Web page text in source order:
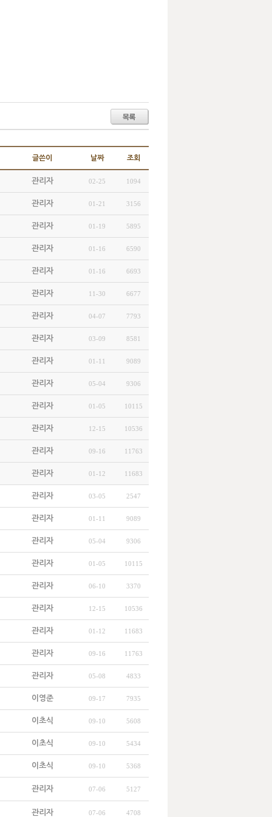
글쓴이 날짜 조회
관리자 02-25 1094
관리자 01-21 3156
관리자 01-19 5895
관리자 01-16 6590
관리자 01-16 6693
관리자 11-30 6677
관리자 04-07 7793
관리자 03-09 8581
관리자 01-11 9089
관리자 05-04 9306
관리자 01-05 10115
관리자 12-15 10536
관리자 09-16 11763
관리자 01-12 11683
관리자 03-05 2547
관리자 01-11 9089
관리자 05-04 9306
관리자 01-05 10115
관리자 06-10 3370
관리자 12-15 10536
관리자 01-12 11683
관리자 09-16 11763
관리자 05-08 4833
이영준 09-17 7935
이초식 09-10 5608
이초식 09-10 5434
이초식 09-10 5368
관리자 07-06 5127
관리자 07-06 4708